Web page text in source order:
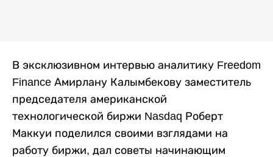
В эксклюзивном интервью аналитику Freedom
Finance Амирлану Калымбекову заместитель
председателя американской
технологической биржи Nasdaq Роберт
Маккуи поделился своими взглядами на
работу биржи, дал советы начинающим